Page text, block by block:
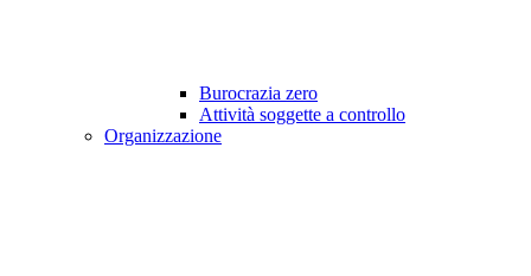
Burocrazia zero
Attività soggette a controllo
Organizzazione